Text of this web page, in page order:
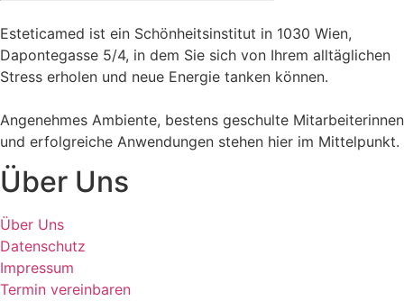
Esteticamed ist ein Schönheitsinstitut in 1030 Wien,
Dapontegasse 5/4, in dem Sie sich von Ihrem alltäglichen
Stress erholen und neue Energie tanken können.
Angenehmes Ambiente, bestens geschulte Mitarbeiterinnen
und erfolgreiche Anwendungen stehen hier im Mittelpunkt.
Über Uns
Über Uns
Datenschutz
Impressum
Termin vereinbaren